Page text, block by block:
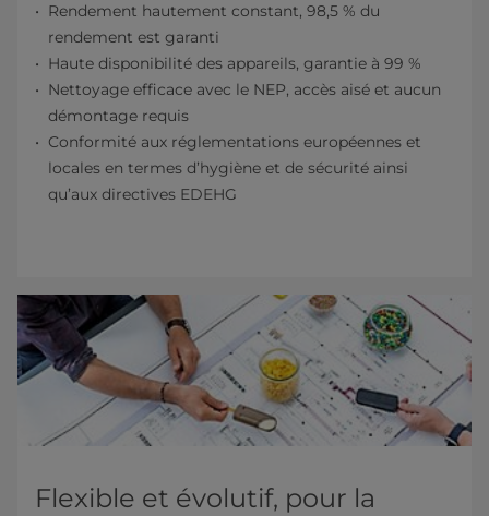
Rendement hautement constant, 98,5 % du
rendement est garanti
Haute disponibilité des appareils, garantie à 99 %
Nettoyage efficace avec le NEP, accès aisé et aucun
démontage requis
Conformité aux réglementations européennes et
locales en termes d’hygiène et de sécurité ainsi
qu’aux directives EDEHG
Flexible et évolutif, pour la